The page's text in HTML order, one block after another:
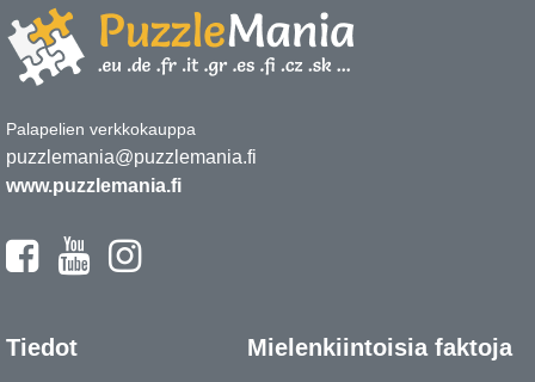
Palapelien verkkokauppa
puzzlemania@puzzlemania.fi
www.puzzlemania.fi
Tiedot Mielenkiintoisia faktoja